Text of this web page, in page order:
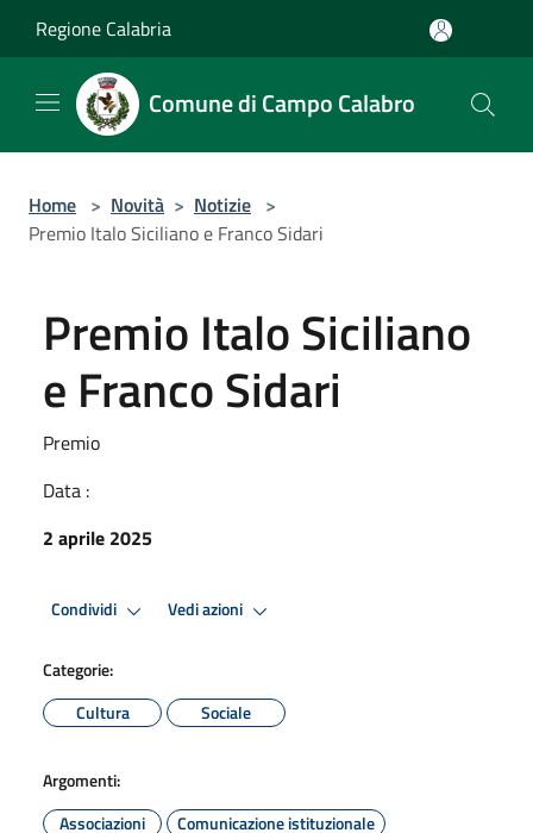
Regione Calabria
Comune di Campo Calabro
Home > Novità > Notizie >
Premio Italo Siciliano e Franco Sidari
Premio Italo Siciliano
e Franco Sidari
Premio
Data :
2 aprile 2025
Condividi Vedi azioni
Categorie:
Cultura
Sociale
Argomenti:
Associazioni
Comunicazione istituzionale